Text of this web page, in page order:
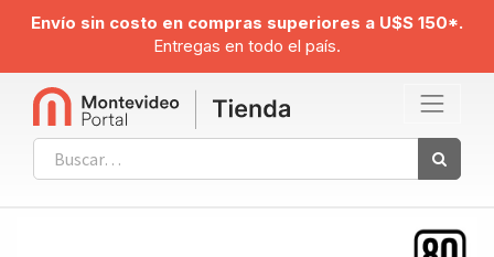
Envío sin costo en compras superiores a U$S 150*.
Entregas en todo el país.